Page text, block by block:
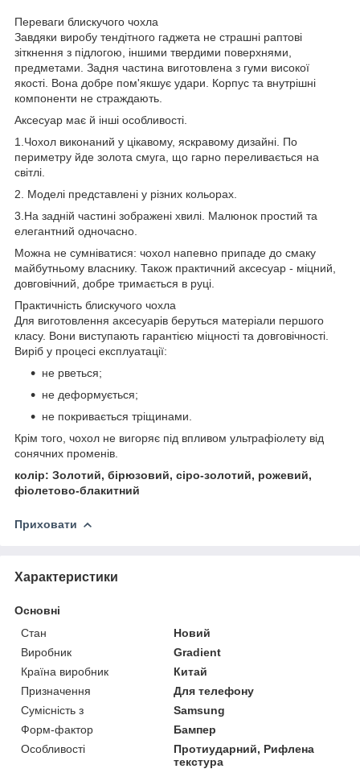
Переваги блискучого чохла
Завдяки виробу тендітного гаджета не страшні раптові
зіткнення з підлогою, іншими твердими поверхнями,
предметами. Задня частина виготовлена з гуми високої
якості. Вона добре пом'якшує удари. Корпус та внутрішні
компоненти не страждають.
Аксесуар має й інші особливості.
1.Чохол виконаний у цікавому, яскравому дизайні. По
периметру йде золота смуга, що гарно переливається на
світлі.
2. Моделі представлені у різних кольорах.
3.На задній частині зображені хвилі. Малюнок простий та
елегантний одночасно.
Можна не сумніватися: чохол напевно припаде до смаку
майбутньому власнику. Також практичний аксесуар - міцний,
довговічний, добре тримається в руці.
Практичність блискучого чохла
Для виготовлення аксесуарів беруться матеріали першого
класу. Вони виступають гарантією міцності та довговічності.
Виріб у процесі експлуатації:
не рветься;
не деформується;
не покривається тріщинами.
Крім того, чохол не вигоряє під впливом ультрафіолету від
сонячних променів.
колір: Золотий, бірюзовий, сіро-золотий, рожевий,
фіолетово-блакитний
Приховати
Характеристики
Основні
Стан
Новий
Виробник
Gradient
Країна виробник
Китай
Призначення
Для телефону
Сумісність з
Samsung
Форм-фактор
Бампер
Особливості
Протиударний, Рифлена
текстура